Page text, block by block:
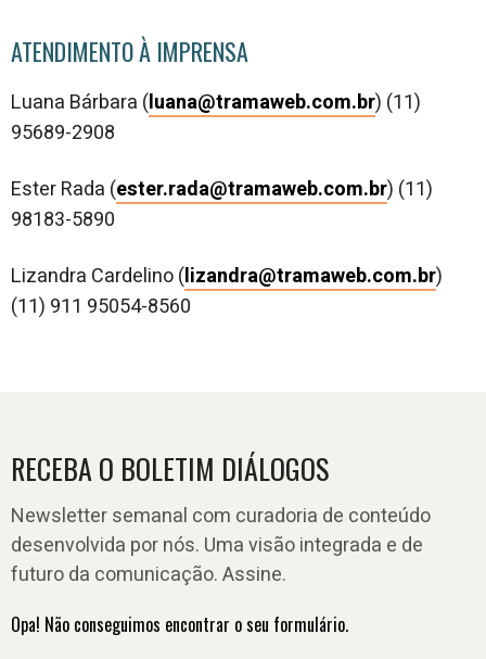
ATENDIMENTO À IMPRENSA
Luana Bárbara (luana@tramaweb.com.br) (11)
95689-2908
Ester Rada (ester.rada@tramaweb.com.br) (11)
98183-5890
Lizandra Cardelino (lizandra@tramaweb.com.br)
(11) 911 95054-8560
RECEBA O BOLETIM DIÁLOGOS
Newsletter semanal com curadoria de conteúdo
desenvolvida por nós. Uma visão integrada e de
futuro da comunicação. Assine.
Opa! Não conseguimos encontrar o seu formulário.